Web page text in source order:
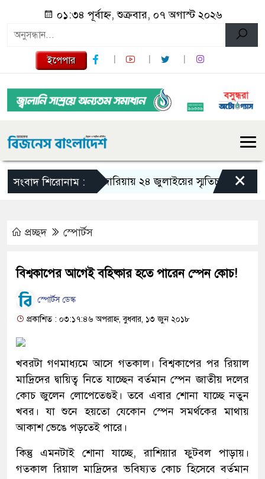
০১:৩৪ পূর্বাহ্ন, শুক্রবার, ০৭ অগাস্ট ২০২৬
ইপেপার
সংবাদ শিরোনাম :গজারিয়ায় ২৪ জুলাইয়ের স্মৃতিচারণ: গুমের
×
প্রচ্ছদ স্পোর্টস
বিশ্বকাপের আগেই বহিষ্কার হতে পারেন স্পেন কোচ!
স্পোর্টস ডেস্ক
প্রকাশিত : ০৩:১৭:৪৬ অপরাহ্ন, বুধবার, ১৩ জুন ২০১৮
খবরটা গণমাধ্যমে আসে গতকাল। বিশ্বকাপের পর রিয়াল
মাদ্রিদের দ্বায়িত্ব নিতে যাচ্ছেন বর্তমান স্পেন জাতীয় দলের
কোচ জুলেন লোপেতেগুই। তবে এবার শোনা যাচ্ছে নতুন
খবর। যা শুনে হয়তো যেকোন স্পেন সমর্থকের মাথায়
আকাশ ভেঙে পড়তেই পারে।
কিন্তু এমনটাই শোনা যাচ্ছে, রাশিয়ার ফুটবল পাড়ায়।
গতকাল রিয়াল মাদ্রিদের ভবিষ্যত কোচ হিসেবে বর্তমান